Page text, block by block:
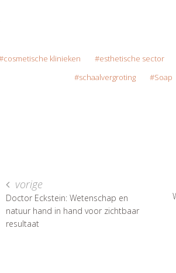
cosmetische klinieken esthetische sector
schaalvergroting
Soap
vorige
Doctor Eckstein: Wetenschap en
natuur hand in hand voor zichtbaar
resultaat